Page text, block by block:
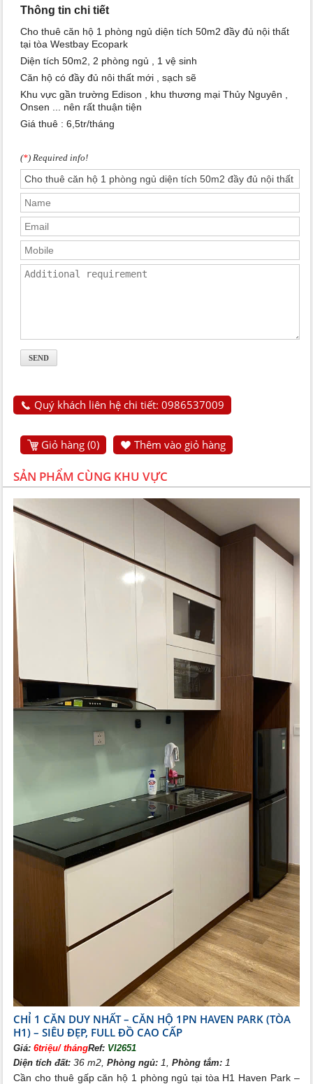
Thông tin chi tiết
Cho thuê căn hộ 1 phòng ngủ diện tích 50m2 đầy đủ nội thất
tại tòa Westbay Ecopark
Diện tích 50m2, 2 phòng ngủ , 1 vệ sinh
Căn hộ có đầy đủ nôi thất mới , sạch sẽ
Khu vực gần trường Edison , khu thương mại Thủy Nguyên ,
Onsen ... nên rất thuận tiện
Giá thuê : 6,5tr/tháng
(*) Required info!
Quý khách liên hệ chi tiết: 0986537009
Giỏ hàng (0) Thêm vào giỏ hàng
SẢN PHẨM CÙNG KHU VỰC
CHỈ 1 CĂN DUY NHẤT – CĂN HỘ 1PN HAVEN PARK (TÒA
H1) – SIÊU ĐẸP, FULL ĐỒ CAO CẤP
Giá:6triệu/ thángRef: VI2651
Diện tích đất: 36 m2,Phòng ngủ: 1,Phòng tắm: 1
Cần cho thuê gấp căn hộ 1 phòng ngủ tại tòa H1 Haven Park –